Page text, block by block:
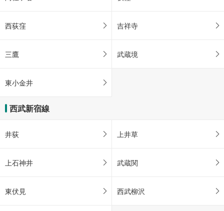
西荻窪 吉祥寺
三鷹 武蔵境
東小金井
西武新宿線
井荻 上井草
上石神井 武蔵関
東伏見 西武柳沢